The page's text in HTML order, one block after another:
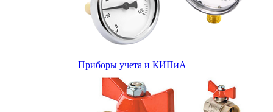
Приборы учета и КИПиА